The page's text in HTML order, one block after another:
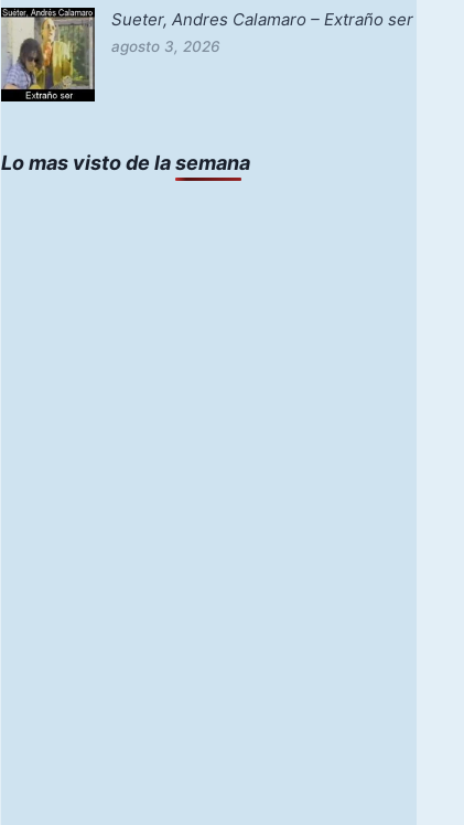
Sueter, Andres Calamaro – Extraño ser
agosto 3, 2026
Lo mas visto de la semana